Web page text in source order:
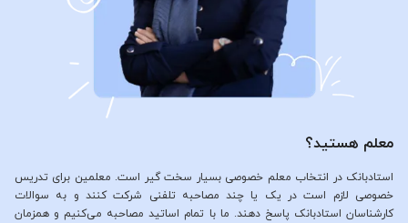
معلم هستید؟
استادبانک در انتخاب معلم خصوصی بسیار سخت گیر است. معلمین برای تدریس
خصوصی لازم است در یک یا چند مصاحبه تلفنی شرکت کنند و به سوالات
کارشناسان استادبانک پاسخ دهند. ما با تمام اساتید مصاحبه می‌کنیم و همزمان